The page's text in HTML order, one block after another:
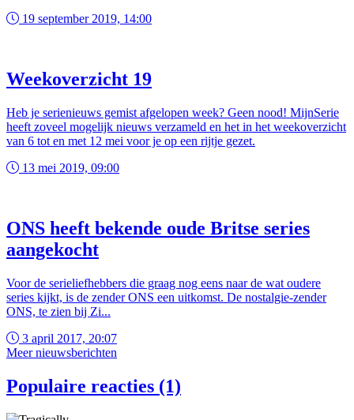
19 september 2019, 14:00
Weekoverzicht 19
Heb je serienieuws gemist afgelopen week? Geen nood! MijnSerie
heeft zoveel mogelijk nieuws verzameld en het in het weekoverzicht
van 6 tot en met 12 mei voor je op een rijtje gezet.
13 mei 2019, 09:00
ONS heeft bekende oude Britse series
aangekocht
Voor de serieliefhebbers die graag nog eens naar de wat oudere
series kijkt, is de zender ONS een uitkomst. De nostalgie-zender
ONS, te zien bij Zi...
3 april 2017, 20:07
Meer nieuwsberichten
Populaire reacties (1)